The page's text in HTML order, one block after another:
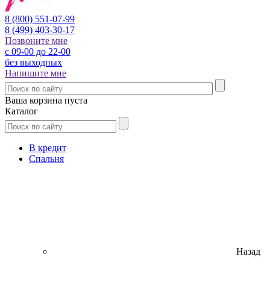
8 (800) 551-07-99
8 (499) 403-30-17
Позвоните мне
с 09-00 до 22-00
без выходных
Напишите мне
Ваша корзина пуста
Каталог
В кредит
Спальня
Назад